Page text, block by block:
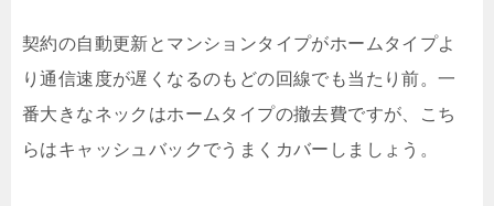
契約の自動更新とマンションタイプがホームタイプよ
り通信速度が遅くなるのもどの回線でも当たり前。一
番大きなネックはホームタイプの撤去費ですが、こち
らはキャッシュバックでうまくカバーしましょう。